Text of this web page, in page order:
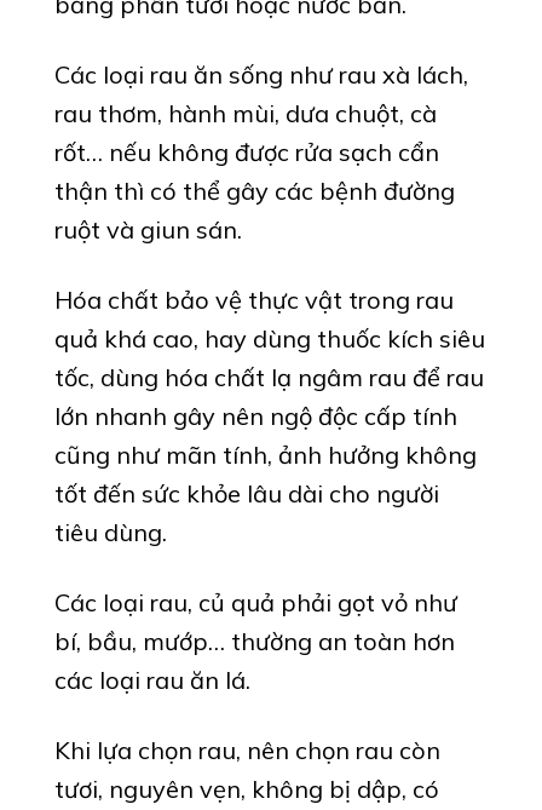
Các loại rau ăn sống như rau xà lách,
rau thơm, hành mùi, dưa chuột, cà
rốt… nếu không được rửa sạch cẩn
thận thì có thể gây các bệnh đường
ruột và giun sán.
Hóa chất bảo vệ thực vật trong rau
quả khá cao, hay dùng thuốc kích siêu
tốc, dùng hóa chất lạ ngâm rau để rau
lớn nhanh gây nên ngộ độc cấp tính
cũng như mãn tính, ảnh hưởng không
tốt đến sức khỏe lâu dài cho người
tiêu dùng.
Các loại rau, củ quả phải gọt vỏ như
bí, bầu, mướp… thường an toàn hơn
các loại rau ăn lá.
Khi lựa chọn rau, nên chọn rau còn
tươi, nguyên vẹn, không bị dập, có